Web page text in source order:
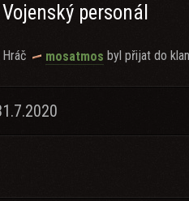
Vojenský personál
Hráč mosatmos byl přijat do